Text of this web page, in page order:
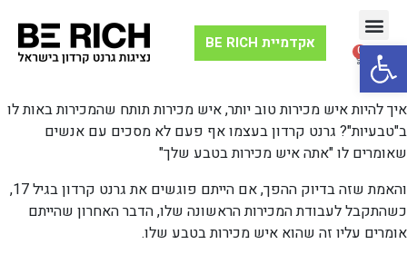
Open toolbar
0 אקדמיית BE RICH
איך להיות איש מכירות טוב יותר, איש מכירות תותח שהמכירות באות לו
ב"טבעיות"? גרנט קרדון בעצמו אף פעם לא מסכים עם אנשים
שאומרים לו "אתה איש מכירות בטבע שלך"
והאמת שזה בדיוק ההפך, אם הייתם פוגשים את גרנט קרדון בגיל 17,
כשהתקבל לעבודת המכירות הראשונה שלו, הדבר האחרון שהייתם
אומרים עליו זה שהוא איש מכירות בטבע שלו.